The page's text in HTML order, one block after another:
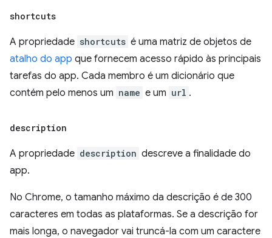
shortcuts
A propriedade shortcuts é uma matriz de objetos de
atalho do app que fornecem acesso rápido às principais
tarefas do app. Cada membro é um dicionário que
contém pelo menos um name e um url .
description
A propriedade description descreve a finalidade do
app.
No Chrome, o tamanho máximo da descrição é de 300
caracteres em todas as plataformas. Se a descrição for
mais longa, o navegador vai truncá-la com um caractere